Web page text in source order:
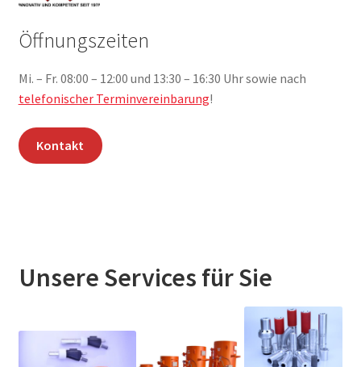
Öffnungszeiten
Mi. – Fr. 08:00 – 12:00 und 13:30 – 16:30 Uhr sowie nach
telefonischer Terminvereinbarung!
Kontakt
Unsere Services für Sie